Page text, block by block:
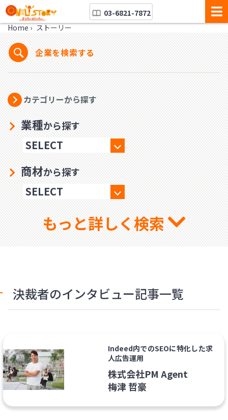
03-6821-7872
Home › ストーリー
企業を検索する
カテゴリーから探す
業種から探す
商材から探す
もっと詳しく検索
決裁者のインタビュー記事一覧
Indeed内でのSEOに特化した求
人広告運用
株式会社PM Agent
梅津 哲豪